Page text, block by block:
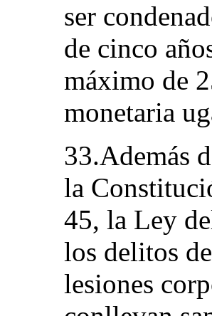
ser
de cinco
máximo de
monetaria
33.Además
la
45, la Ley
los delitos
lesiones